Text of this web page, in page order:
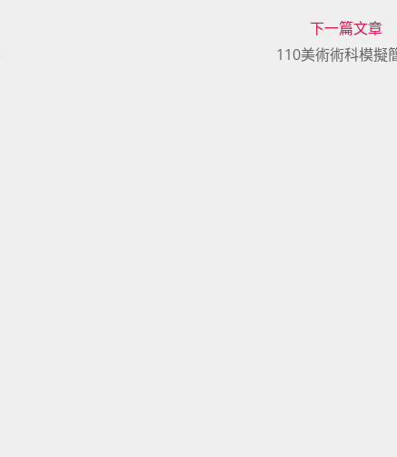
下一篇文章
110美術術科模擬